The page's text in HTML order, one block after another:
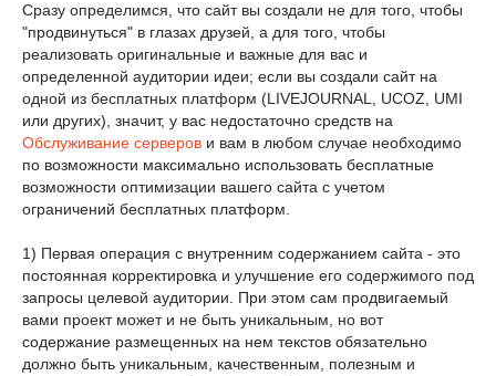
Сразу определимся, что сайт вы создали не для того, чтобы
"продвинуться" в глазах друзей, а для того, чтобы
реализовать оригинальные и важные для вас и
определенной аудитории идеи; если вы создали сайт на
одной из бесплатных платформ (LIVEJOURNAL, UCOZ, UMI
или других), значит, у вас недостаточно средств на
Обслуживание серверов и вам в любом случае необходимо
по возможности максимально использовать бесплатные
возможности оптимизации вашего сайта с учетом
ограничений бесплатных платформ.
1) Первая операция с внутренним содержанием сайта - это
постоянная корректировка и улучшение его содержимого под
запросы целевой аудитории. При этом сам продвигаемый
вами проект может и не быть уникальным, но вот
содержание размещенных на нем текстов обязательно
должно быть уникальным, качественным, полезным и